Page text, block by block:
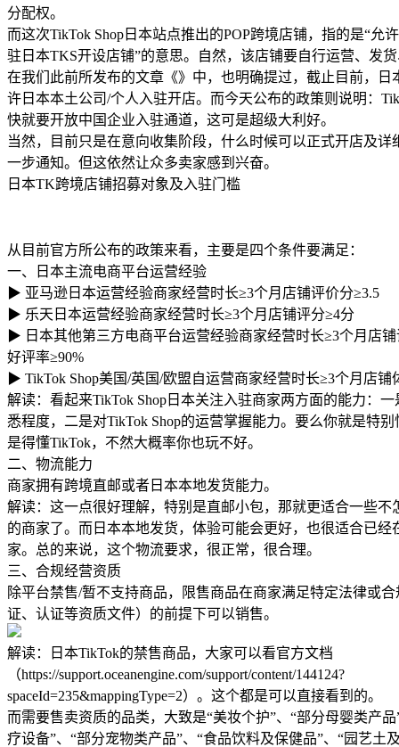
分配权。
而这次TikTok Shop日本站点推出的POP跨境店铺，指的是“允
驻日本TKS开设店铺”的意思。自然，该店铺要自行运营、发
在我们此前所发布的文章《》中，也明确提过，截止目前，日
许日本本土公司/个人入驻开店。而今天公布的政策则说明：
快就要开放中国企业入驻通道，这可是超级大利好。
当然，目前只是在意向收集阶段，什么时候可以正式开店及详
一步通知。但这依然让众多卖家感到兴奋。
日本TK跨境店铺招募对象及入驻门槛
从目前官方所公布的政策来看，主要是四个条件要满足：
一、日本主流电商平台运营经验
▶ 亚马逊日本运营经验商家经营时长≥3个月店铺评价分≥3.5
▶ 乐天日本运营经验商家经营时长≥3个月店铺评分≥4分
▶ 日本其他第三方电商平台运营经验商家经营时长≥3个月店
好评率≥90%
▶ TikTok Shop美国/英国/欧盟自运营商家经营时长≥3个月店铺
解读：看起来TikTok Shop日本关注入驻商家两方面的能力：
悉程度，二是对TikTok Shop的运营掌握能力。要么你就是特
是得懂TikTok，不然大概率你也玩不好。
二、物流能力
商家拥有跨境直邮或者日本本地发货能力。
解读：这一点很好理解，特别是直邮小包，那就更适合一些不
的商家了。而日本本地发货，体验可能会更好，也很适合已经
家。总的来说，这个物流要求，很正常，很合理。
三、合规经营资质
除平台禁售/暂不支持商品，限售商品在商家满足特定法律或
证、认证等资质文件）的前提下可以销售。
解读：日本TikTok的禁售商品，大家可以看官方文档
（https://support.oceanengine.com/support/content/144124?
spaceId=235&mappingType=2）。这个都是可以直接看到的。
而需要售卖资质的品类，大致是“美妆个护”、“部分母婴类产
疗设备”、“部分宠物类产品”、“食品饮料及保健品”、“园艺土